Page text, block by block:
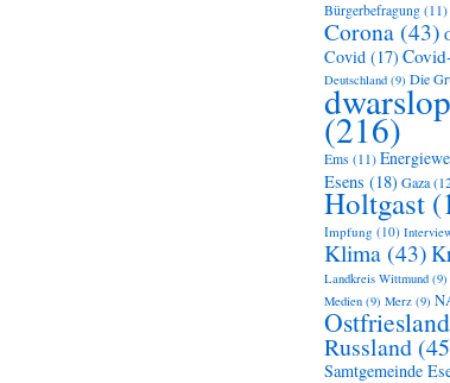
Bürgerbefragung (11)
Corona (43)
Covid (17)
Deutschland (9) Die
(216)
Ems (11)
Esens (18)Gaza
Holtgast
Impfung (10)
Klima (43)
Landkreis Wittmund (9)
Medien (9) Merz (9)
Ostfriesland
Russland
Samtgemeinde